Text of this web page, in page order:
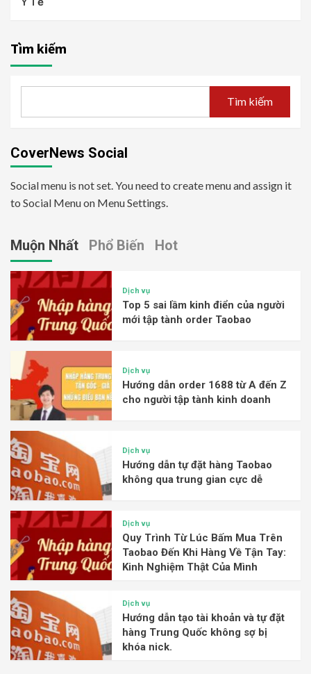
Tìm kiếm
Tìm kiếm
CoverNews Social
Social menu is not set. You need to create menu and assign it
to Social Menu on Menu Settings.
Muộn Nhất Phổ Biến Hot
Dịch vụ
Top 5 sai lầm kinh điển của người
mới tập tành order Taobao
Dịch vụ
Hướng dẫn order 1688 từ A đến Z
cho người tập tành kinh doanh
Dịch vụ
Hướng dẫn tự đặt hàng Taobao
không qua trung gian cực dễ
Dịch vụ
Quy Trình Từ Lúc Bấm Mua Trên
Taobao Đến Khi Hàng Về Tận Tay:
Kinh Nghiệm Thật Của Mình
Dịch vụ
Hướng dẫn tạo tài khoản và tự đặt
hàng Trung Quốc không sợ bị
khóa nick.